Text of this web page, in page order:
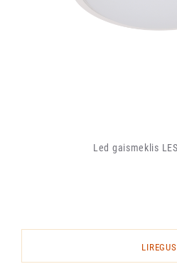
Led gaismeklis
LIREGUS